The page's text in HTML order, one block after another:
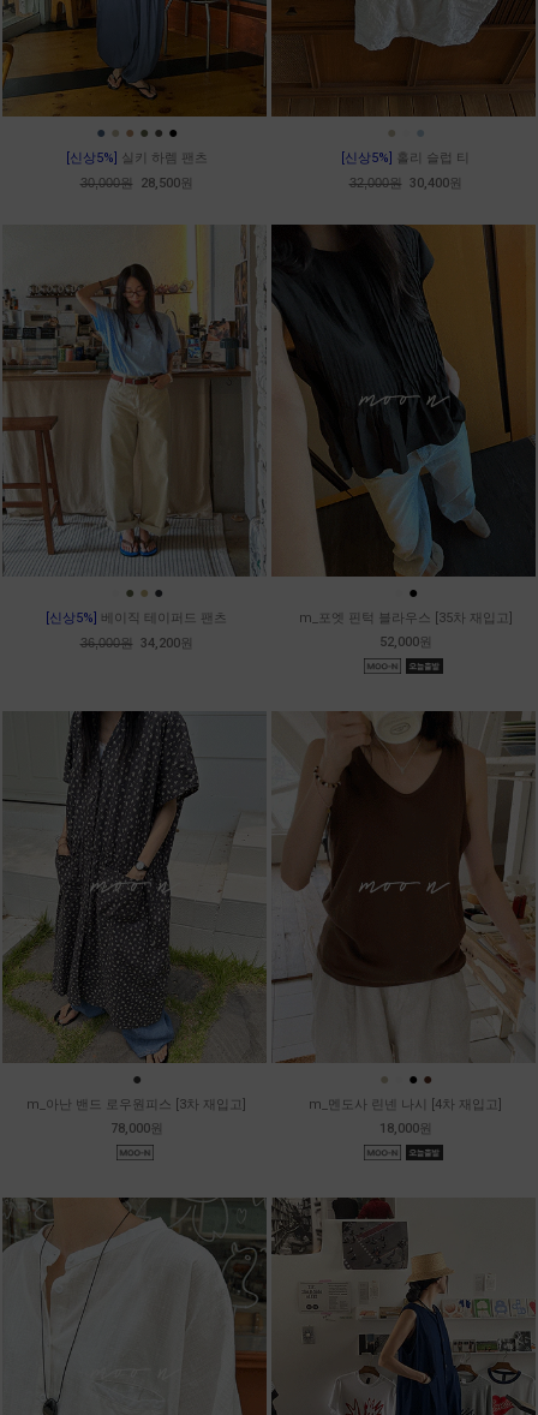
● ● ● ● ● ●
[신상5%] 실키 하렘 팬츠
30,000원 28,500원
● ●
[신상5%] 홀리 슬럽 티
32,000원 30,400원
● ● ●
[신상5%] 베이직 테이퍼드 팬츠
36,000원 34,200원
●
m_포엣 핀턱 블라우스 [35차 재입고]
52,000원
●
m_아난 밴드 로우원피스 [3차 재입고]
78,000원
● ● ●
m_멘도사 린넨 나시 [4차 재입고]
18,000원